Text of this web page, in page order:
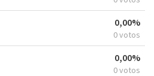
0,00%
0 votos
0,00%
0 votos